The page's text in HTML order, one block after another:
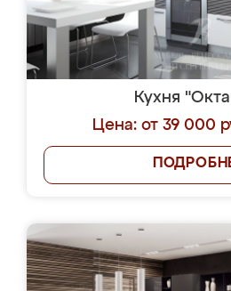
Кухня
Цена: от 39 000